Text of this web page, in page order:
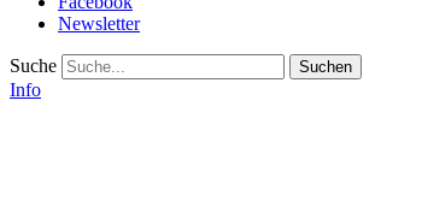
Newsletter
Suche
Info